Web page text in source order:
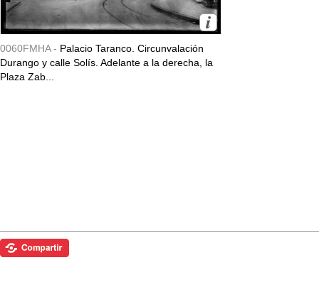
0060FMHA - Palacio Taranco. Circunvalación
Durango y calle Solís. Adelante a la derecha, la
Plaza Zab...